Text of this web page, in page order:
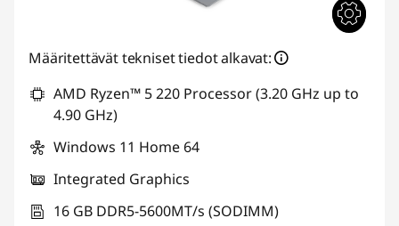
Määritettävät tekniset tiedot alkavat:
AMD Ryzen™ 5 220 Processor (3.20 GHz up to
4.90 GHz)
Windows 11 Home 64
Integrated Graphics
16 GB DDR5-5600MT/s (SODIMM)